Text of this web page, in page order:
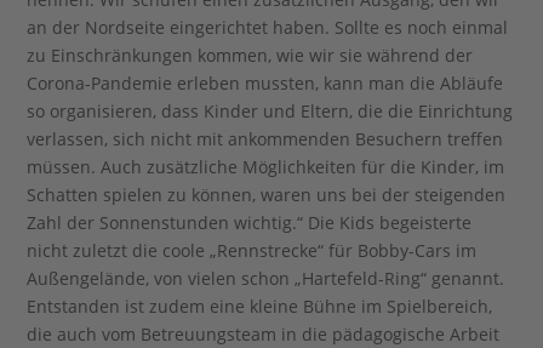
an der Nordseite eingerichtet haben. Sollte es noch einmal
zu Einschränkungen kommen, wie wir sie während der
Corona-Pandemie erleben mussten, kann man die Abläufe
so organisieren, dass Kinder und Eltern, die die Einrichtung
verlassen, sich nicht mit ankommenden Besuchern treffen
müssen. Auch zusätzliche Möglichkeiten für die Kinder, im
Schatten spielen zu können, waren uns bei der steigenden
Zahl der Sonnenstunden wichtig.“ Die Kids begeisterte
nicht zuletzt die coole „Rennstrecke“ für Bobby-Cars im
Außengelände, von vielen schon „Hartefeld-Ring“ genannt.
Entstanden ist zudem eine kleine Bühne im Spielbereich,
die auch vom Betreuungsteam in die pädagogische Arbeit